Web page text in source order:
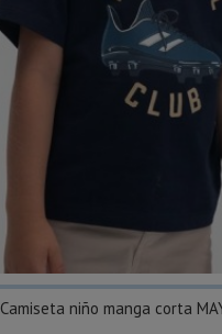
Camiseta niño manga corta